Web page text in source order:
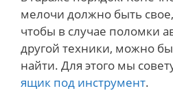
мелочи должно быть
чтобы в случае поломки
другой техники, можно
найти. Для этого мы
ящик под инструмент.